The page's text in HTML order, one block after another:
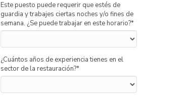
Este puesto puede requerir que estés de
guardia y trabajes ciertas noches y/o fines de
semana. ¿Se puede trabajar en este horario?*
¿Cuántos años de experiencia tienes en el
sector de la restauración?*